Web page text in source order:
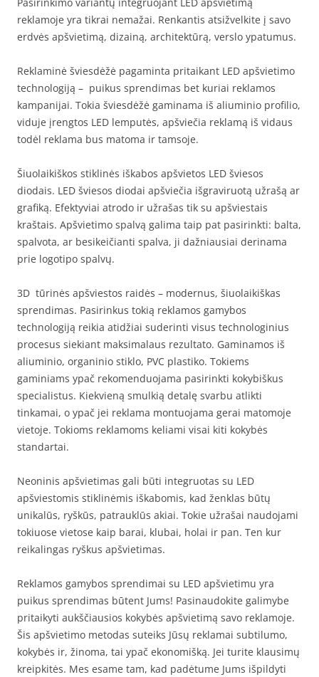
reklamoje yra tikrai nemažai. Renkantis atsižvelkite į savo
erdvės apšvietimą, dizainą, architektūrą, verslo ypatumus.
Reklaminė šviesdėžė pagaminta pritaikant LED apšvietimo
technologiją – puikus sprendimas bet kuriai reklamos
kampanijai. Tokia šviesdėžė gaminama iš aliuminio profilio,
viduje įrengtos LED lemputės, apšviečia reklamą iš vidaus
todėl reklama bus matoma ir tamsoje.
Šiuolaikiškos stiklinės iškabos apšvietos LED šviesos
diodais. LED šviesos diodai apšviečia išgraviruotą užrašą ar
grafiką. Efektyviai atrodo ir užrašas tik su apšviestais
kraštais. Apšvietimo spalvą galima taip pat pasirinkti: balta,
spalvota, ar besikeičianti spalva, ji dažniausiai derinama
prie logotipo spalvų.
3D tūrinės apšviestos raidės – modernus, šiuolaikiškas
sprendimas. Pasirinkus tokią reklamos gamybos
technologiją reikia atidžiai suderinti visus technologinius
procesus siekiant maksimalaus rezultato. Gaminamos iš
aliuminio, organinio stiklo, PVC plastiko. Tokiems
gaminiams ypač rekomenduojama pasirinkti kokybiškus
specialistus. Kiekvieną smulkią detalę svarbu atlikti
tinkamai, o ypač jei reklama montuojama gerai matomoje
vietoje. Tokioms reklamoms keliami visai kiti kokybės
standartai.
Neoninis apšvietimas gali būti integruotas su LED
apšviestomis stiklinėmis iškabomis, kad ženklas būtų
unikalūs, ryškūs, patrauklūs akiai. Tokie užrašai naudojami
tokiuose vietose kaip barai, klubai, holai ir pan. Ten kur
reikalingas ryškus apšvietimas.
Reklamos gamybos sprendimai su LED apšvietimu yra
puikus sprendimas būtent Jums! Pasinaudokite galimybe
pritaikyti aukščiausios kokybės apšvietimą savo reklamoje.
Šis apšvietimo metodas suteiks Jūsų reklamai subtilumo,
kokybės ir, žinoma, tai ypač ekonomišką. Jei turite klausimų
kreipkitės. Mes esame tam, kad padėtume Jums išpildyti